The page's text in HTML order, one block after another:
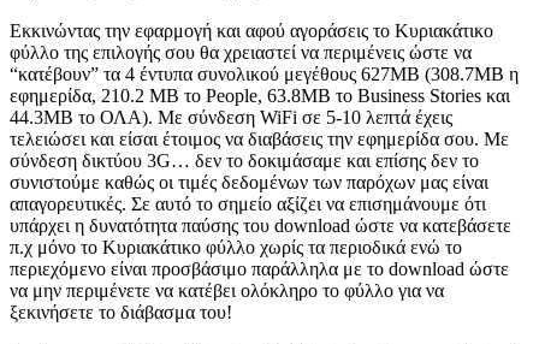
Εκκινώντας την εφαρμογή και αφού αγοράσεις το Κυριακάτικο
φύλλο της επιλογής σου θα χρειαστεί να περιμένεις ώστε να
“κατέβουν” τα 4 έντυπα συνολικού μεγέθους 627MB (308.7MB η
εφημερίδα, 210.2 MB το People, 63.8MB το Business Stories και
44.3MB το ΟΛΑ). Με σύνδεση WiFi σε 5-10 λεπτά έχεις
τελειώσει και είσαι έτοιμος να διαβάσεις την εφημερίδα σου. Με
σύνδεση δικτύου 3G… δεν το δοκιμάσαμε και επίσης δεν το
συνιστούμε καθώς οι τιμές δεδομένων των παρόχων μας είναι
απαγορευτικές. Σε αυτό το σημείο αξίζει να επισημάνουμε ότι
υπάρχει η δυνατότητα παύσης του download ώστε να κατεβάσετε
π.χ μόνο το Κυριακάτικο φύλλο χωρίς τα περιοδικά ενώ το
περιεχόμενο είναι προσβάσιμο παράλληλα με το download ώστε
να μην περιμένετε να κατέβει ολόκληρο το φύλλο για να
ξεκινήσετε το διάβασμα του!